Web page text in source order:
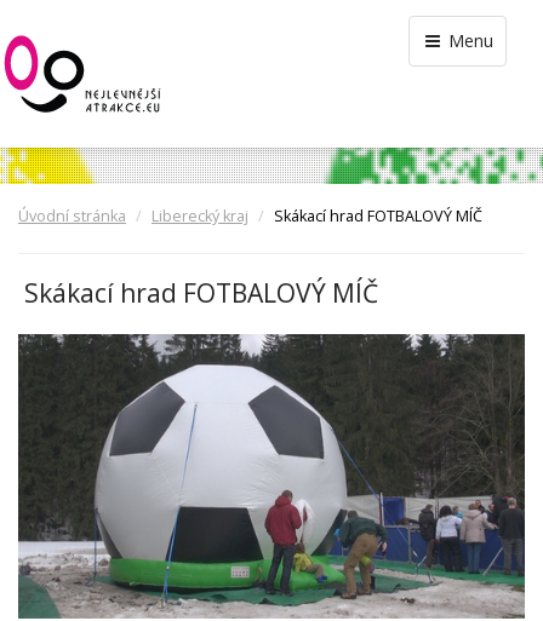
Menu
Úvodní stránka Liberecký kraj Skákací hrad FOTBALOVÝ MÍČ
Skákací hrad FOTBALOVÝ MÍČ